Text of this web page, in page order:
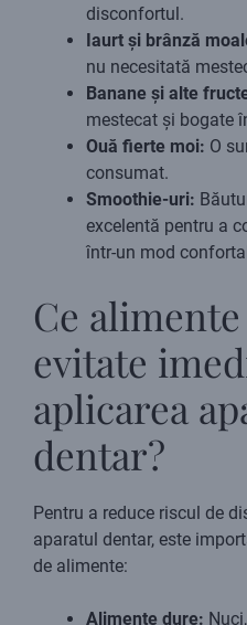
disconfortul.
Iaurt și brânză
nu necesitată
Banane și alte
mestecat și bogate
Ouă fierte moi: O
consumat.
Smoothie-uri:
excelentă pentru a
într-un mod
Ce
evitate
aplicarea
dentar?
Pentru a reduce riscul de
aparatul dentar, este
de alimente:
Alimente dure: